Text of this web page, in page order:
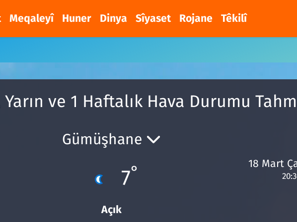
Meqaleyî Huner Dinya Sîyaset Rojane Têkilî
ve 1 Haftalık Hava Durumu
Gümüşhane
7°
Açık
18 Mart